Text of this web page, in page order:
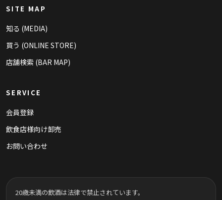
SITE MAP
知る (MEDIA)
買う (ONLINE STORE)
店舗検索 (BAR MAP)
SERVICE
会員登録
飲食店様向け卸売
お問い合わせ
20歳未満の飲酒は法律で禁止されています。